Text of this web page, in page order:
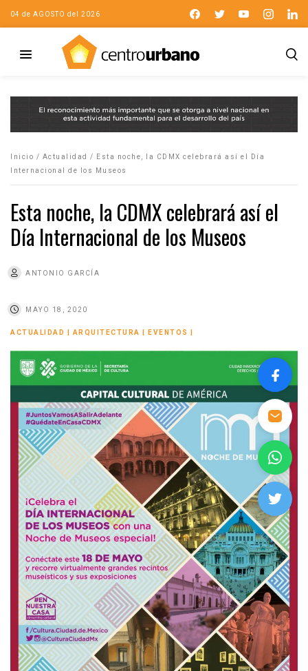
04 de AGOSTO del 2026
Inicio / Actualidad /
Esta noche, la CDMX celebrará así el Día
Internacional de los Museos
Esta noche, la CDMX celebrará así el
Día Internacional de los Museos
ANTONIO GARCÍA
MAYO 18, 2020
ACTUALIDAD ARQUITECTURA EVENTOS